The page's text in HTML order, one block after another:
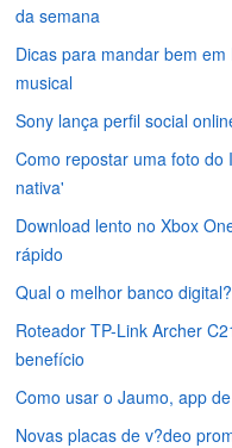
da semana
Dicas para mandar bem
musical
Sony lança perfil social
Como repostar uma foto do
nativa'
Download lento no Xbox
rápido
Qual o melhor banco
Roteador TP-Link Archer
benefício
Como usar o Jaumo, app
Novas placas de v?deo